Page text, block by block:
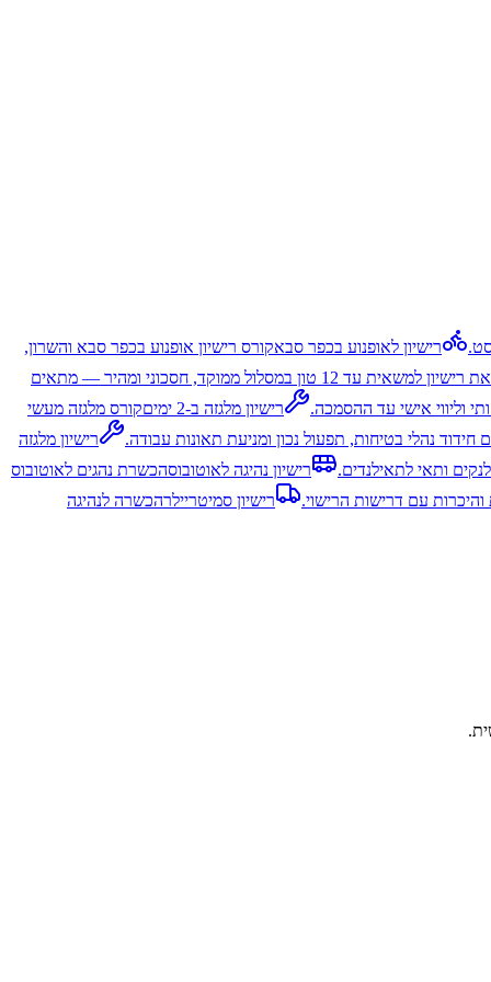
רישיון לאופנוע בכפר סבאקורס רישיון אופנוע בכפר סבא והשרון,
הוצאת רישיון למשאית עד 12 טון במסלול ממוקד, חסכוני ומהיר — מתאים
וליווי אישי עד ההסמכה.
רישיון מלגזה ב-2 ימים
קורס מלגזה מעשי
חידוד נהלי בטיחות, תפעול נכון ומניעת תאונות עבודה.
רישיון מלגזה
ותאי לתאילנדים.
רישיון נהיגה לאוטובוסהכשרת נהגים לאוטובוס
עם דרישות הרישוי.
רישיון סמיטריילרהכשרה לנהיגה